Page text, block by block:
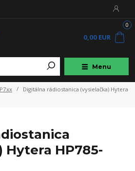
Menu
0
0,00 EUR
Digitálna rádiostanica (vysielačka) Hytera
Hytera HP785-